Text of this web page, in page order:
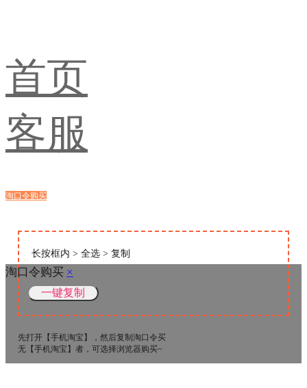
首页
客服
淘口令购买
浏览器购买
淘口令购买 ×
长按框内 > 全选 > 复制
先打开【手机淘宝】，然后复制淘口令买
无【手机淘宝】者，可选择浏览器购买~